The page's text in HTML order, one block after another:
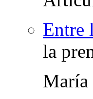
Entre
la
María